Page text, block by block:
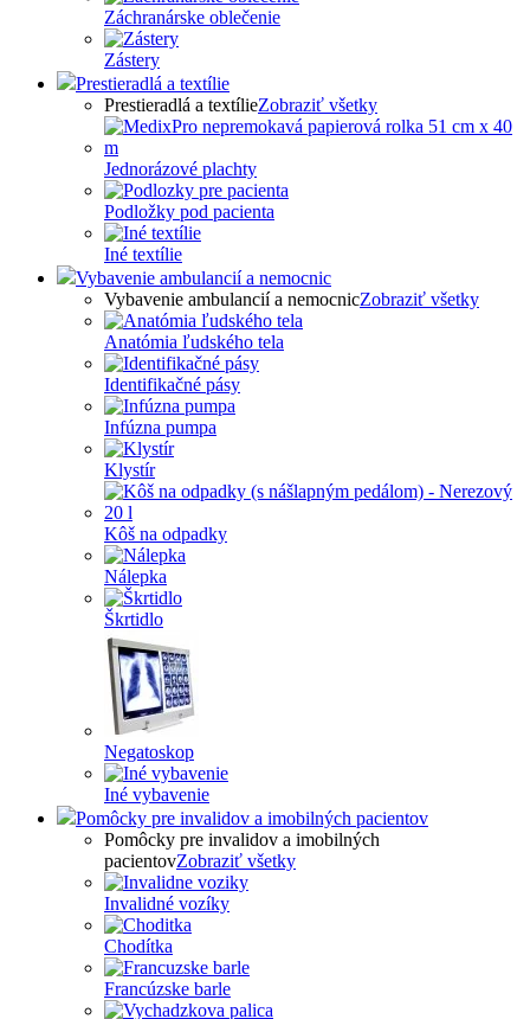
Záchranárske oblečenie
Zástery
Prestieradlá a textílie
Prestieradlá a textílieZobraziť všetky
Jednorázové plachty
Podložky pod pacienta
Iné textílie
Vybavenie ambulancií a nemocnic
Vybavenie ambulancií a nemocnicZobraziť všetky
Anatómia ľudského tela
Identifikačné pásy
Infúzna pumpa
Klystír
Kôš na odpadky
Nálepka
Škrtidlo
Negatoskop
Iné vybavenie
Pomôcky pre invalidov a imobilných pacientov
Pomôcky pre invalidov a imobilných
pacientovZobraziť všetky
Invalidné vozíky
Chodítka
Francúzske barle